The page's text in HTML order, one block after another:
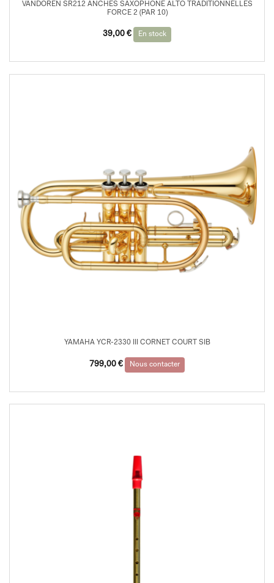
VANDOREN SR212 ANCHES SAXOPHONE ALTO TRADITIONNELLES
FORCE 2 (PAR 10)
39,00 € En stock
YAMAHA YCR-2330 III CORNET COURT SIB
799,00 € Nous contacter